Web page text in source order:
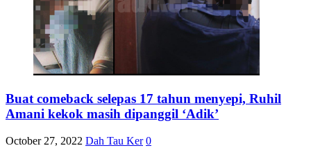
Buat comeback selepas 17 tahun menyepi, Ruhil
Amani kekok masih dipanggil ‘Adik’
October 27, 2022 Dah Tau Ker 0